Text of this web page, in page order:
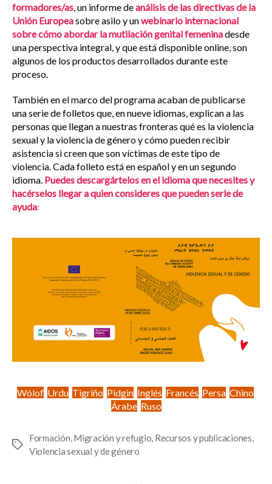
formadores/as , un informe deanálisis de las directivas de la
Unión Europeasobre asilo y unwebinario internacional
sobre cómo abordar la mutilación genital femeninadesde
una perspectiva integral, y que está disponible online, son
algunos de los productos desarrollados durante este
proceso.
También en el marco del programa acaban de publicarse
una serie de folletos que, en nueve idiomas, explican a las
personas que llegan a nuestras fronteras qué es la violencia
sexual y la violencia de género y cómo pueden recibir
asistencia si creen que son víctimas de este tipo de
violencia. Cada folleto está en español y en un segundo
idioma. Puedes descargártelos en el idioma que necesites y
hacérselos llegar a quien consideres que pueden serle de
ayuda:
Wólof Urdu Tigriño Pidgin Inglés Francés Persa Chino
Árabe Ruso
Etiquetas
Formación,Migración y refugio, Recursos y publicaciones,
Violencia sexual y de género